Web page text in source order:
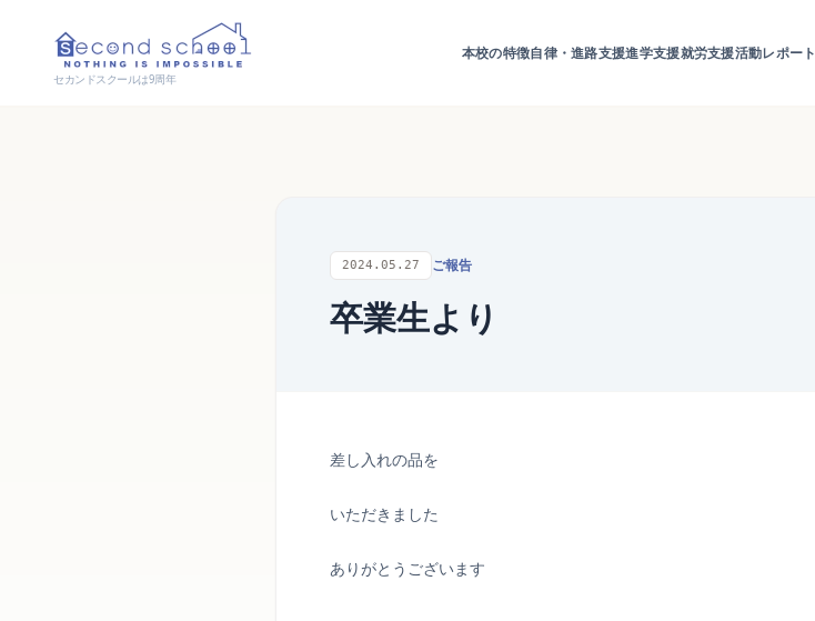
セカンドスクールは9周年
本校の特徴自律・進路支援進学支援就労支援活動レポート
2024.05.27 ご報告
卒業生より
差し入れの品を
いただきました
ありがとうございます